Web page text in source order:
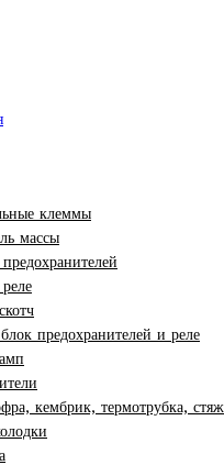
клеммы
массы
предохранителей и реле
кембрик, термотрубка,